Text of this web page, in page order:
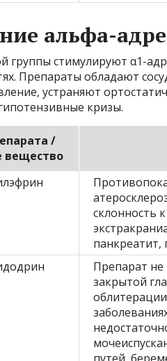
альфа-
группы стимулируют α1-
Препараты обладают
устраняют
кризы.
/
склонность
панкреатит,
Препарат не
закрытой